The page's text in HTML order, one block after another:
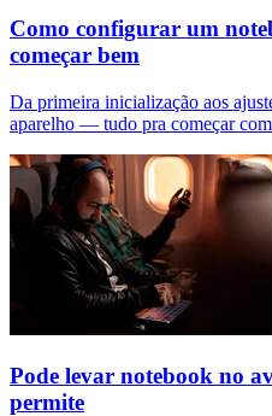
Como configurar um
começar bem
Da primeira inicialização aos
aparelho — tudo pra começar
Pode levar notebook no
permite